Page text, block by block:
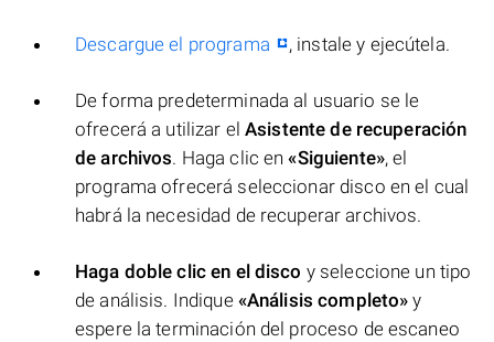
Descargue el programa , instale y ejecútela.
De forma predeterminada al usuario se le
ofrecerá a utilizar elAsistente de recuperación
de archivos. Haga clic en«Siguiente», el
programa ofrecerá seleccionar disco en el cual
habrá la necesidad de recuperar archivos.
Haga doble clic en el disco y seleccione un tipo
de análisis. Indique «Análisis completo» y
espere la terminación del proceso de escaneo